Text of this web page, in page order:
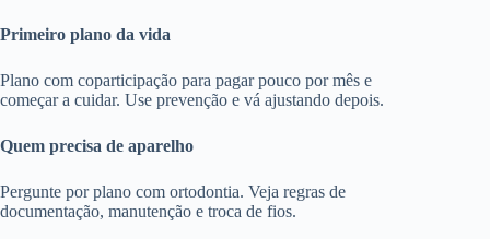
Primeiro plano da vida
Plano com coparticipação para pagar pouco por mês e
começar a cuidar. Use prevenção e vá ajustando depois.
Quem precisa de aparelho
Pergunte por plano com ortodontia. Veja regras de
documentação, manutenção e troca de fios.